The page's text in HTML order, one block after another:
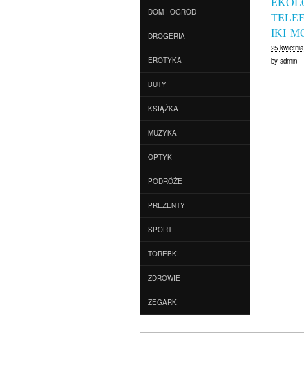
DOM I OGRÓD
DROGERIA
EROTYKA
BUTY
KSIĄŻKA
MUZYKA
OPTYK
PODRÓŻE
PREZENTY
SPORT
TOREBKI
ZDROWIE
ZEGARKI
IKI
25
by admin